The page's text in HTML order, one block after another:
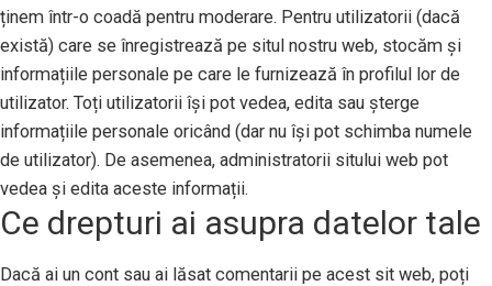
ținem într-o coadă pentru moderare. Pentru utilizatorii (dacă
există) care se înregistrează pe situl nostru web, stocăm și
informațiile personale pe care le furnizează în profilul lor de
utilizator. Toți utilizatorii își pot vedea, edita sau șterge
informațiile personale oricând (dar nu își pot schimba numele
de utilizator). De asemenea, administratorii sitului web pot
vedea și edita aceste informații.
Ce drepturi ai asupra datelor tale
Dacă ai un cont sau ai lăsat comentarii pe acest sit web, poți